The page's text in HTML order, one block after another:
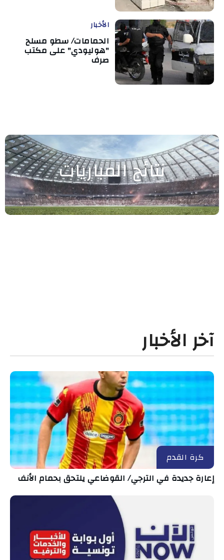
الأخبار
الحمامات/ سطو مسلح
"هوليودي" على مكتب
صرف
نتائج المباريات
آخر الأخبار
كرة القدم
إعارة جديدة في الترجي/ القوضاعي يلتحق بحمام الأنف